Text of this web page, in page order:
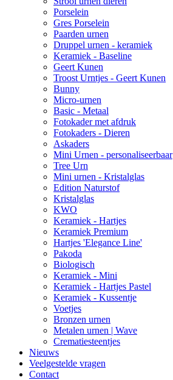
Porselein
Gres Porselein
Paarden urnen
Druppel urnen - keramiek
Keramiek - Baseline
Geert Kunen
Troost Urntjes - Geert Kunen
Bunny
Micro-urnen
Basic - Metaal
Fotokader met afdruk
Fotokaders - Dieren
Askaders
Mini Urnen - personaliseerbaar
Tree Urn
Mini urnen - Kristalglas
Edition Naturstof
Kristalglas
KWO
Keramiek - Hartjes
Keramiek Premium
Hartjes 'Elegance Line'
Pakoda
Biologisch
Keramiek - Mini
Keramiek - Hartjes Pastel
Keramiek - Kussentje
Voetjes
Bronzen urnen
Metalen urnen | Wave
Crematiesteentjes
Nieuws
Veelgestelde vragen
Contact